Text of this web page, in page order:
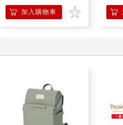
加入購物車